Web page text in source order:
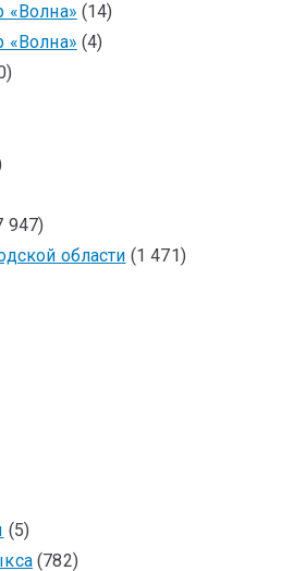
«Волна» (14)
«Волна» (4)
947)
области (1 471)
(5)
(782)